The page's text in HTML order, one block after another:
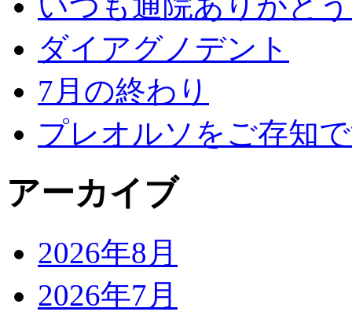
ダイアグノデント
7月の終わり
プレオルソをご存知
アーカイブ
2026年8月
2026年7月